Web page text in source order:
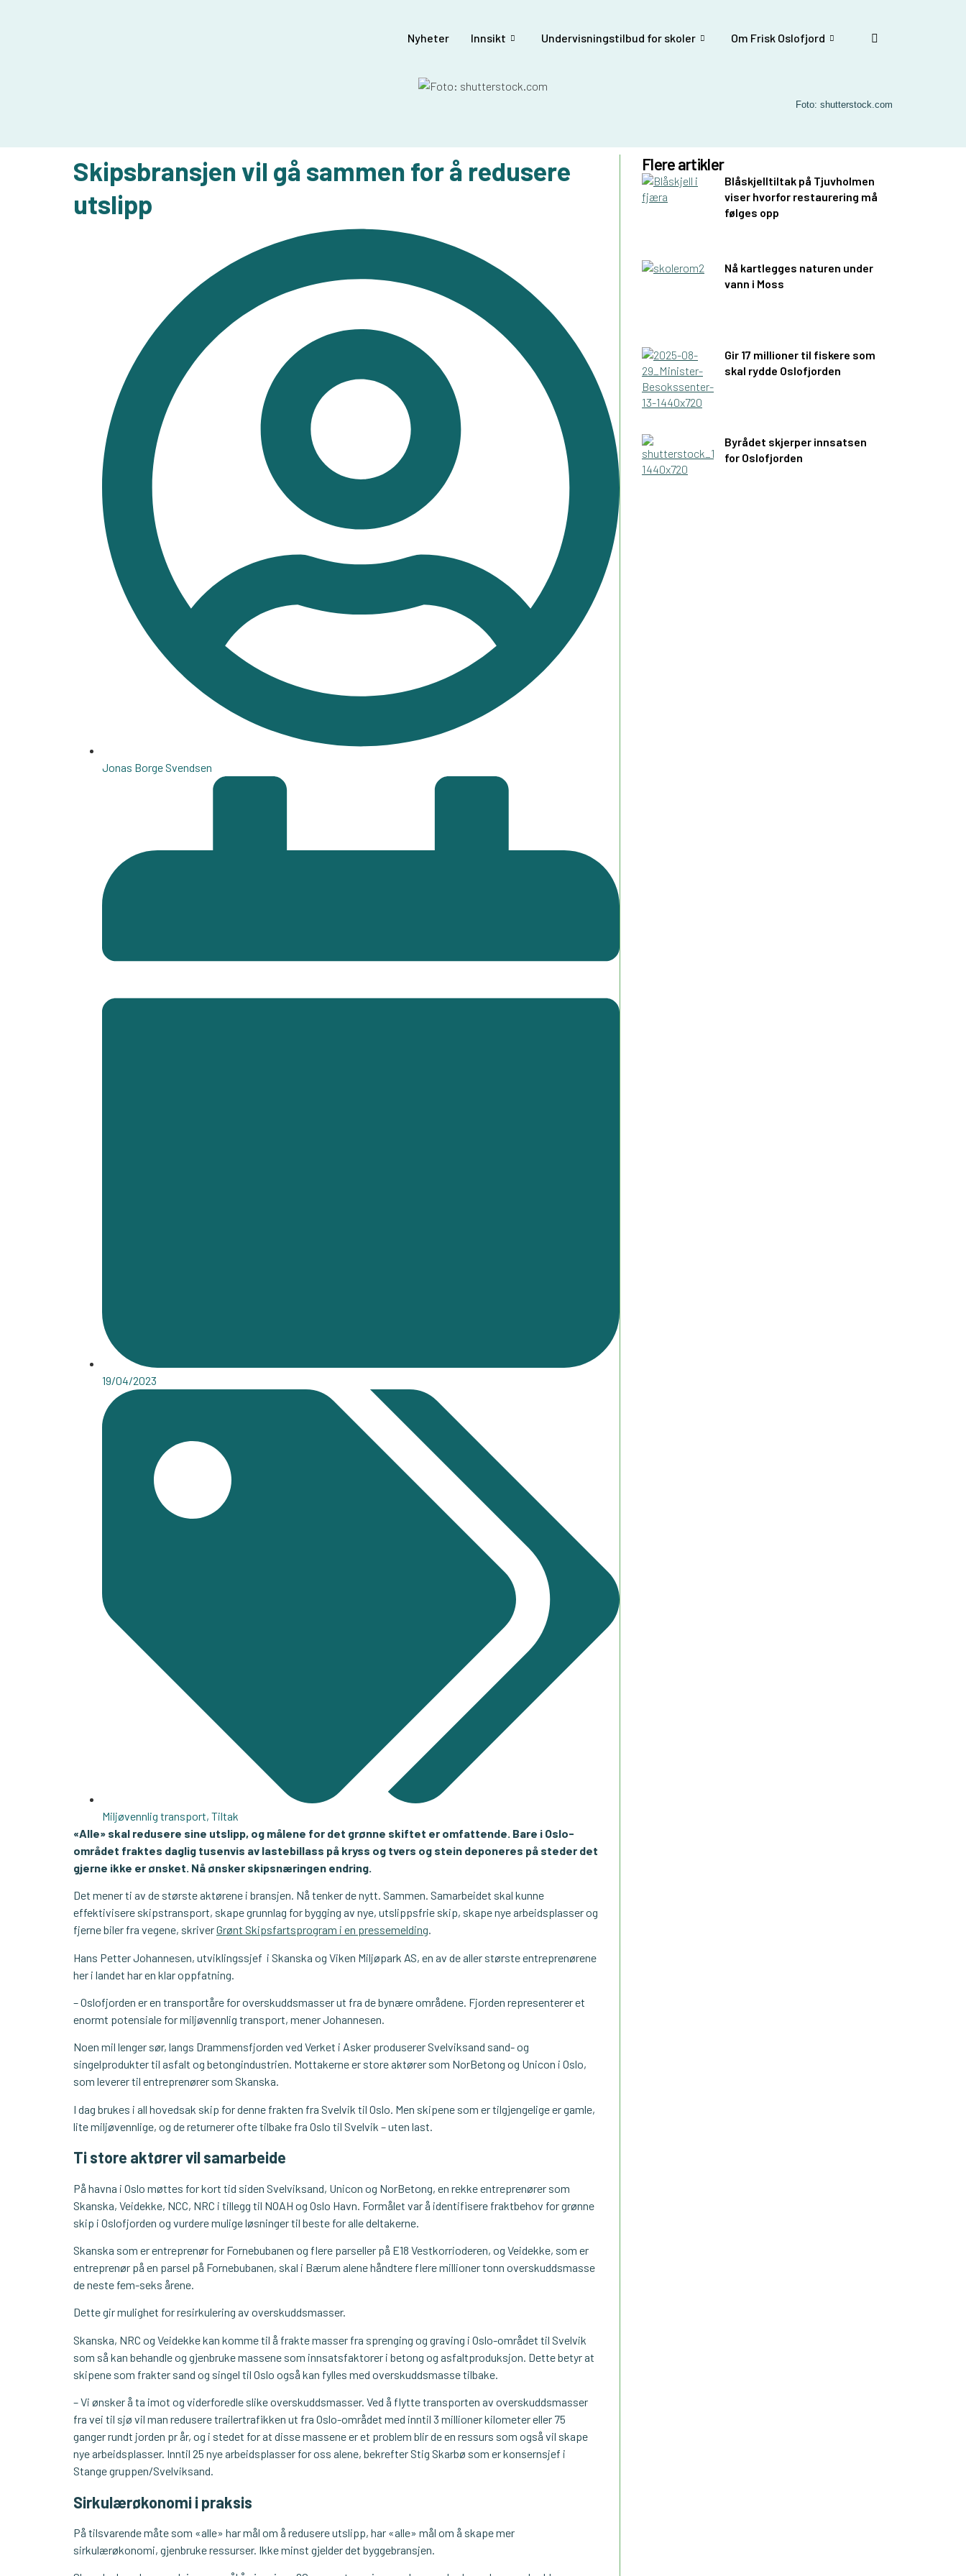
Nyheter Innsikt Undervisningstilbud for skoler Om Frisk Oslofjord
Foto: shutterstock.com
Skipsbransjen vil gå sammen for å redusere
utslipp
Jonas Borge Svendsen
19/04/2023
Miljøvennlig transport, Tiltak
«Alle» skal redusere sine utslipp, og målene for det grønne skiftet er omfattende. Bare i Oslo-
området fraktes daglig tusenvis av lastebillass på kryss og tvers og stein deponeres på steder det
gjerne ikke er ønsket. Nå ønsker skipsnæringen endring.
Det mener ti av de største aktørene i bransjen. Nå tenker de nytt. Sammen. Samarbeidet skal kunne
effektivisere skipstransport, skape grunnlag for bygging av nye, utslippsfrie skip, skape nye arbeidsplasser og
fjerne biler fra vegene, skriverGrønt Skipsfartsprogram i en pressemelding.
Hans Petter Johannesen, utviklingssjef i Skanska og Viken Miljøpark AS, en av de aller største entreprenørene
her i landet har en klar oppfatning.
– Oslofjorden er en transportåre for overskuddsmasser ut fra de bynære områdene. Fjorden representerer et
enormt potensiale for miljøvennlig transport, mener Johannesen.
Noen mil lenger sør, langs Drammensfjorden ved Verket i Asker produserer Svelviksand sand- og
singelprodukter til asfalt og betongindustrien. Mottakerne er store aktører som NorBetong og Unicon i Oslo,
som leverer til entreprenører som Skanska.
I dag brukes i all hovedsak skip for denne frakten fra Svelvik til Oslo. Men skipene som er tilgjengelige er gamle,
lite miljøvennlige, og de returnerer ofte tilbake fra Oslo til Svelvik – uten last.
Ti store aktører vil samarbeide
På havna i Oslo møttes for kort tid siden Svelviksand, Unicon og NorBetong, en rekke entreprenører som
Skanska, Veidekke, NCC, NRC i tillegg til NOAH og Oslo Havn. Formålet var å identifisere fraktbehov for grønne
skip i Oslofjorden og vurdere mulige løsninger til beste for alle deltakerne.
Skanska som er entreprenør for Fornebubanen og flere parseller på E18 Vestkorrioderen, og Veidekke, som er
entreprenør på en parsel på Fornebubanen, skal i Bærum alene håndtere flere millioner tonn overskuddsmasse
de neste fem-seks årene.
Dette gir mulighet for resirkulering av overskuddsmasser.
Skanska, NRC og Veidekke kan komme til å frakte masser fra sprenging og graving i Oslo-området til Svelvik
som så kan behandle og gjenbruke massene som innsatsfaktorer i betong og asfaltproduksjon. Dette betyr at
skipene som frakter sand og singel til Oslo også kan fylles med overskuddsmasse tilbake.
– Vi ønsker å ta imot og viderforedle slike overskuddsmasser. Ved å flytte transporten av overskuddsmasser
fra vei til sjø vil man redusere trailertrafikken ut fra Oslo-området med inntil 3 millioner kilometer eller 75
ganger rundt jorden pr år, og i stedet for at disse massene er et problem blir de en ressurs som også vil skape
nye arbeidsplasser. Inntil 25 nye arbeidsplasser for oss alene, bekrefter Stig Skarbø som er konsernsjef i
Stange gruppen/Svelviksand.
Sirkulærøkonomi i praksis
På tilsvarende måte som «alle» har mål om å redusere utslipp, har «alle» mål om å skape mer
sirkulærøkonomi, gjenbruke ressurser. Ikke minst gjelder det byggebransjen.
Flere artikler
Blåskjelltiltak på Tjuvholmen
viser hvorfor restaurering må
følges opp
Nå kartlegges naturen under
vann i Moss
Gir 17 millioner til fiskere som
skal rydde Oslofjorden
Byrådet skjerper innsatsen
for Oslofjorden